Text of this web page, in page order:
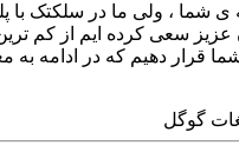
ی شما ، ولی ما در سلکتک با
سعی کرده ایم از کم
قرار دهیم که در ادامه به